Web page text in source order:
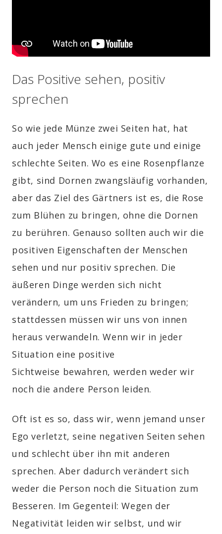
Das Positive sehen, positiv
sprechen
So wie jede Münze zwei Seiten hat, hat
auch jeder Mensch einige gute und einige
schlechte Seiten. Wo es eine Rosenpflanze
gibt, sind Dornen zwangsläufig vorhanden,
aber das Ziel des Gärtners ist es, die Rose
zum Blühen zu bringen, ohne die Dornen
zu berühren. Genauso sollten auch wir die
positiven Eigenschaften der Menschen
sehen und nur positiv sprechen. Die
äußeren Dinge werden sich nicht
verändern, um uns Frieden zu bringen;
stattdessen müssen wir uns von innen
heraus verwandeln. Wenn wir in jeder
Situation eine positive
Sichtweise bewahren, werden weder wir
noch die andere Person leiden.
Oft ist es so, dass wir, wenn jemand unser
Ego verletzt, seine negativen Seiten sehen
und schlecht über ihn mit anderen
sprechen. Aber dadurch verändert sich
weder die Person noch die Situation zum
Besseren. Im Gegenteil: Wegen der
Negativität leiden wir selbst, und wir